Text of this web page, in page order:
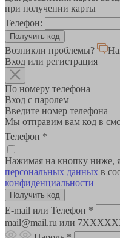
при получении карты
Телефон:
Возникли проблемы?
Вход или регистрация
По номеру телефона
Вход с паролем
Введите номер телефона
Мы отправим вам код в
Телефон *
Нажимая на кнопку ниже,
персональных данных в
конфиденциальности
E-mail или Телефон *
mail@mail.ru или